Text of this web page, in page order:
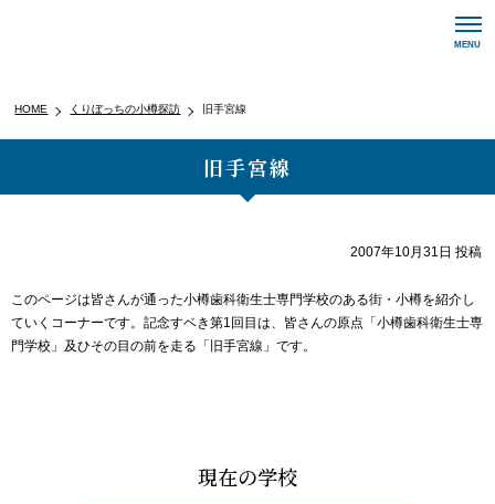
メ
ー
ン
タ
ン
MENU
HOME くりぼっちの小樽探訪 旧手宮線
旧手宮線
2007年10月31日 投稿
このページは皆さんが通った小樽歯科衛生士専門学校のある街・小樽を紹介し
ていくコーナーです。記念すベき第1回目は、皆さんの原点「小樽歯科衛生士専
門学校」及ひその目の前を走る「旧手宮線」です。
現在の学校